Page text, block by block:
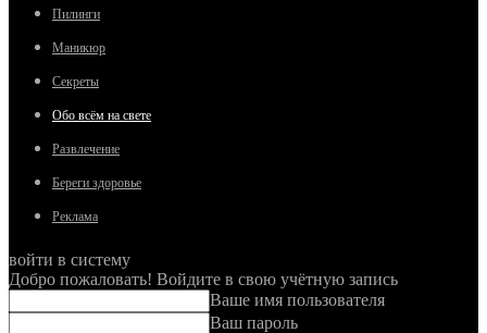
Пилинги
Маникюр
Секреты
Обо всём на свете
Развлечение
Береги здоровье
Реклама
войти в систему
Добро пожаловать! Войдите в свою учётную запись
Ваше имя пользователя
Ваш пароль